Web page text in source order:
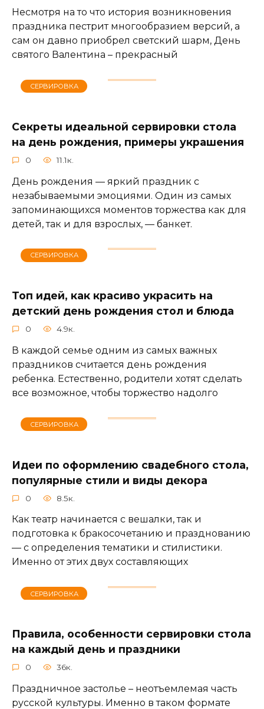
Несмотря на то что история возникновения
праздника пестрит многообразием версий, а
сам он давно приобрел светский шарм, День
святого Валентина – прекрасный
СЕРВИРОВКА
Секреты идеальной сервировки стола
на день рождения, примеры украшения
0 11.1к.
День рождения — яркий праздник с
незабываемыми эмоциями. Один из самых
запоминающихся моментов торжества как для
детей, так и для взрослых, — банкет.
СЕРВИРОВКА
Топ идей, как красиво украсить на
детский день рождения стол и блюда
0 4.9к.
В каждой семье одним из самых важных
праздников считается день рождения
ребенка. Естественно, родители хотят сделать
все возможное, чтобы торжество надолго
СЕРВИРОВКА
Идеи по оформлению свадебного стола,
популярные стили и виды декора
0 8.5к.
Как театр начинается с вешалки, так и
подготовка к бракосочетанию и празднованию
— с определения тематики и стилистики.
Именно от этих двух составляющих
СЕРВИРОВКА
Правила, особенности сервировки стола
на каждый день и праздники
0 36к.
Праздничное застолье – неотъемлемая часть
русской культуры. Именно в таком формате